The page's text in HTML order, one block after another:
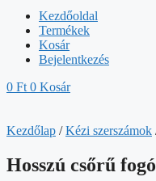
Kezdőoldal
Termékek
Kosár
Bejelentkezés
0 Ft 0 Kosár
Kezdőlap /Kézi szerszámok
Hosszú csőrű